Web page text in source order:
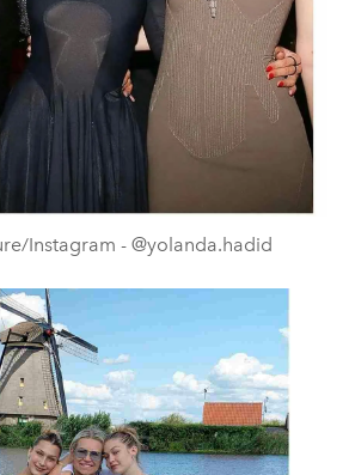
Instagram - @yolanda.hadid